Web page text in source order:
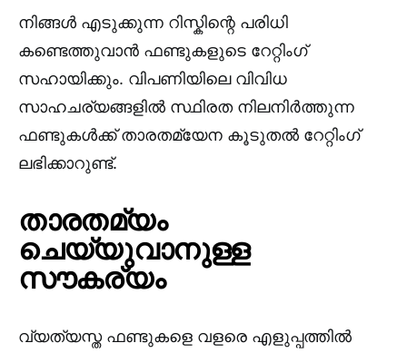
നിങ്ങൾ എടുക്കുന്ന റിസ്കിന്റെ പരിധി
കണ്ടെത്തുവാൻ ഫണ്ടുകളുടെ റേറ്റിംഗ്
സഹായിക്കും. വിപണിയിലെ വിവിധ
സാഹചര്യങ്ങളിൽ സ്ഥിരത നിലനിർത്തുന്ന
ഫണ്ടുകൾക്ക് താരതമ്യേന കൂടുതൽ റേറ്റിംഗ്
ലഭിക്കാറുണ്ട്.
താരതമ്യം
ചെയ്യുവാനുള്ള
സൗകര്യം
വ്യത്യസ്ത ഫണ്ടുകളെ വളരെ എളുപ്പത്തിൽ